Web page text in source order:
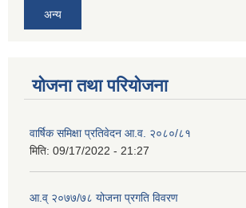
अन्य
योजना तथा परियोजना
वार्षिक समिक्षा प्रतिवेदन आ.व. २०८०/८१
मिति: 09/17/2022 - 21:27
आ.व् २०७७/७८ योजना प्रगति विवरण